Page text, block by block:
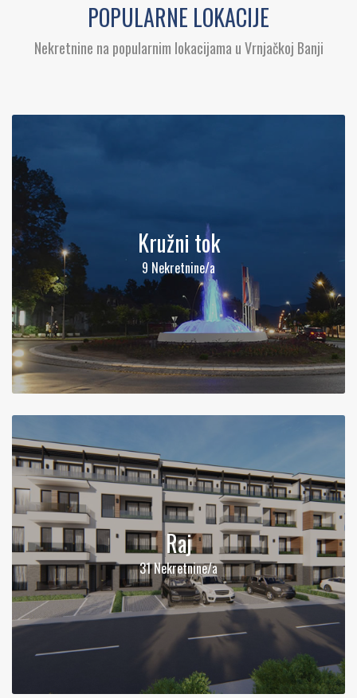
POPULARNE LOKACIJE
Nekretnine na popularnim lokacijama u Vrnjačkoj Banji
Kružni tok
9 Nekretnine/a
Raj
31 Nekretnine/a